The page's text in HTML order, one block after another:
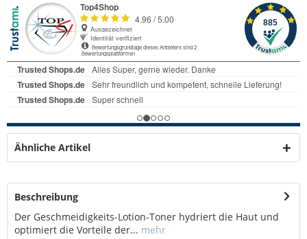
Ähnliche Artikel
Beschreibung
Der Geschmeidigkeits-Lotion-Toner hydriert die Haut und
optimiert die Vorteile der... mehr